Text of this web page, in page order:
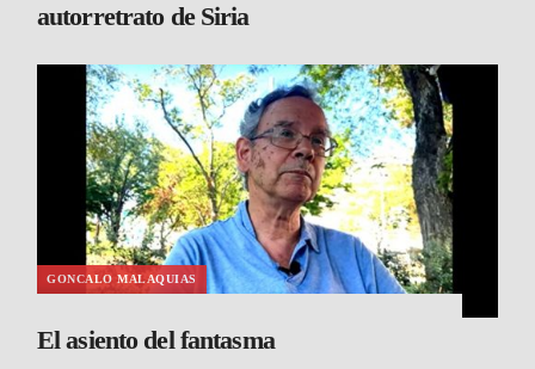
autorretrato de Siria
GONCALO MALAQUIAS
El asiento del fantasma